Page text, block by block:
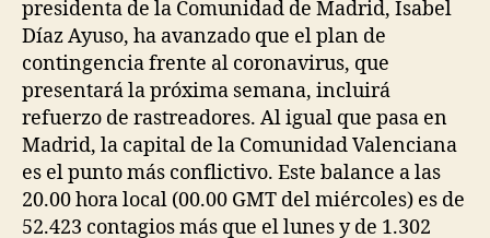
presidenta de la Comunidad de Madrid, Isabel
Díaz Ayuso, ha avanzado que el plan de
contingencia frente al coronavirus, que
presentará la próxima semana, incluirá
refuerzo de rastreadores. Al igual que pasa en
Madrid, la capital de la Comunidad Valenciana
es el punto más conflictivo. Este balance a las
20.00 hora local (00.00 GMT del miércoles) es de
52.423 contagios más que el lunes y de 1.302